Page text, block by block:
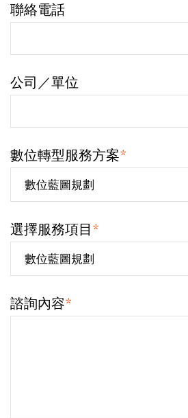
聯絡電話
公司／單位
數位轉型服務方案*
選擇服務項目*
諮詢內容*